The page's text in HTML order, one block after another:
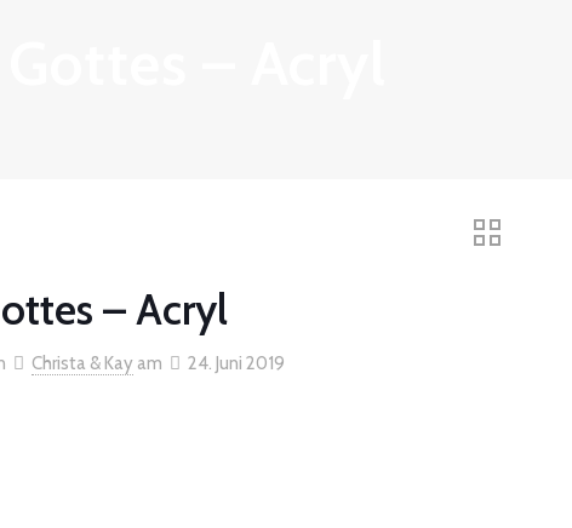
– Acryl
Christa & Kay am 24. Juni 2019